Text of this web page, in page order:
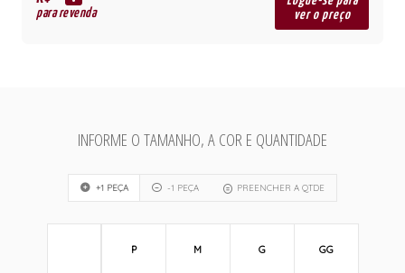
para revenda
ver o preço
INFORME O TAMANHO, A COR E QUANTIDADE
+1 PEÇA -1 PEÇA PREENCHER A QTDE
P M G GG